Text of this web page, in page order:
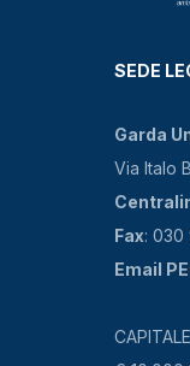
SEDE
Garda
Via Italo
Fax: 030
Email